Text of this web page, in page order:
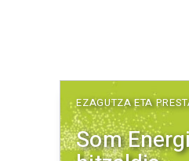
EZAGUTZA ETA
Som